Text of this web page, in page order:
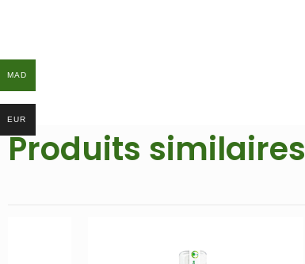
Produits similaires
MAD
EUR
MAD
EUR